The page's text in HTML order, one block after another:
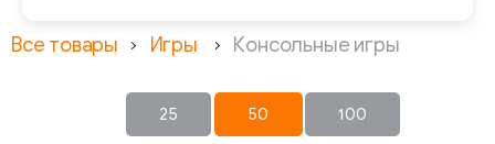
Все товары Игры Консольные игры
25 50 100